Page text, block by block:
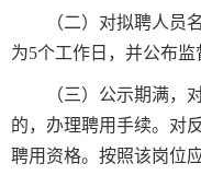
（二）对拟聘人员
为5个工作日，并公布监
（三）公示期满，
的，办理聘用手续。对
聘用资格。按照该岗位